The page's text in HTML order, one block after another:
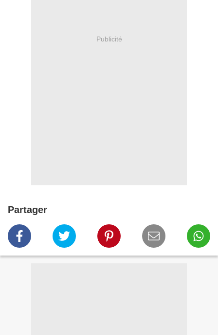
Publicité
Partager